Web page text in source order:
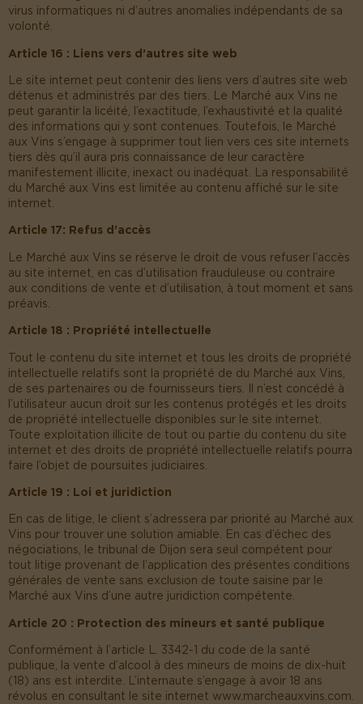
virus informatiques ni d’autres anomalies indépendants de sa
volonté.
Article 16 : Liens vers d’autres site web
Le site internet peut contenir des liens vers d’autres site web
détenus et administrés par des tiers. Le Marché aux Vins ne
peut garantir la licéité, l’exactitude, l’exhaustivité et la qualité
des informations qui y sont contenues. Toutefois, le Marché
aux Vins s’engage à supprimer tout lien vers ces site internets
tiers dès qu’il aura pris connaissance de leur caractère
manifestement illicite, inexact ou inadéquat. La responsabilité
du Marché aux Vins est limitée au contenu affiché sur le site
internet.
Article 17: Refus d’accès
Le Marché aux Vins se réserve le droit de vous refuser l’accès
au site internet, en cas d’utilisation frauduleuse ou contraire
aux conditions de vente et d’utilisation, à tout moment et sans
préavis.
Article 18 : Propriété intellectuelle
Tout le contenu du site internet et tous les droits de propriété
intellectuelle relatifs sont la propriété de du Marché aux Vins,
de ses partenaires ou de fournisseurs tiers. Il n’est concédé à
l’utilisateur aucun droit sur les contenus protégés et les droits
de propriété intellectuelle disponibles sur le site internet.
Toute exploitation illicite de tout ou partie du contenu du site
internet et des droits de propriété intellectuelle relatifs pourra
faire l’objet de poursuites judiciaires.
Article 19 : Loi et juridiction
En cas de litige, le client s’adressera par priorité au Marché aux
Vins pour trouver une solution amiable. En cas d’échec des
négociations, le tribunal de Dijon sera seul compétent pour
tout litige provenant de l’application des présentes conditions
générales de vente sans exclusion de toute saisine par le
Marché aux Vins d’une autre juridiction compétente.
Article 20 : Protection des mineurs et santé publique
Conformément à l’article L. 3342-1 du code de la santé
publique, la vente d’alcool à des mineurs de moins de dix-huit
(18) ans est interdite. L’internaute s’engage à avoir 18 ans
révolus en consultant le site internet www.marcheauxvins.com.